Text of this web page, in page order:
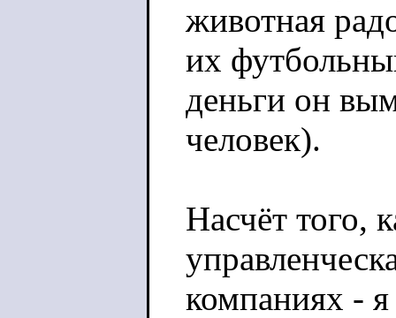
животная
их
деньги он
человек).
Насчёт того,
компаниях -